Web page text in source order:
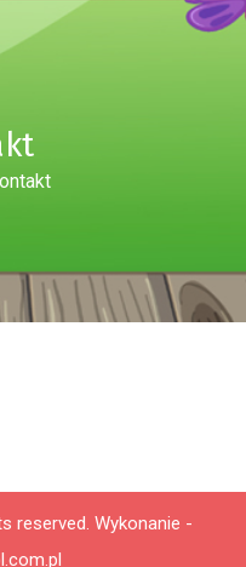
reserved. Wykonanie -